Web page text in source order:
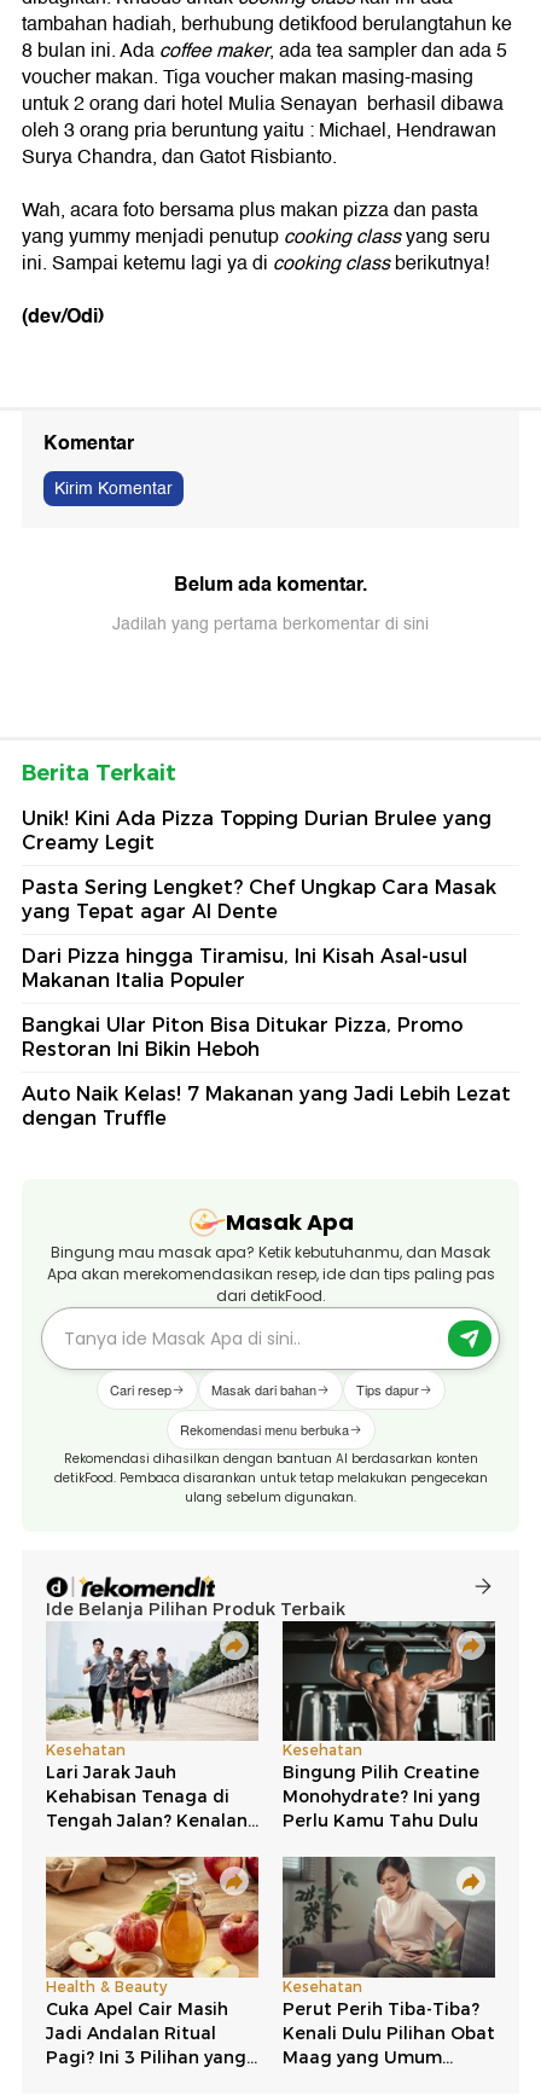
tambahan hadiah, berhubung detikfood berulangtahun ke
8 bulan ini. Adacoffee maker, ada tea sampler dan ada 5
voucher makan. Tiga voucher makan masing-masing
untuk 2 orang dari hotel Mulia Senayan berhasil dibawa
oleh 3 orang pria beruntung yaitu : Michael, Hendrawan
Surya Chandra, dan Gatot Risbianto.
Wah, acara foto bersama plus makan pizza dan pasta
yang yummy menjadi penutupcooking classyang seru
ini. Sampai ketemu lagi ya di cooking classberikutnya!
(dev/Odi)
Komentar
Kirim Komentar
Belum ada komentar.
Jadilah yang pertama berkomentar di sini
Berita Terkait
Unik! Kini Ada Pizza Topping Durian Brulee yang
Creamy Legit
Pasta Sering Lengket? Chef Ungkap Cara Masak
yang Tepat agar Al Dente
Dari Pizza hingga Tiramisu, Ini Kisah Asal-usul
Makanan Italia Populer
Bangkai Ular Piton Bisa Ditukar Pizza, Promo
Restoran Ini Bikin Heboh
Auto Naik Kelas! 7 Makanan yang Jadi Lebih Lezat
dengan Truffle
Masak Apa
Bingung mau masak apa? Ketik kebutuhanmu, dan Masak
Apa akan merekomendasikan resep, ide dan tips paling pas
dari detikFood.
Cari resep Masak dari bahan Tips dapur
Rekomendasi menu berbuka
Rekomendasi dihasilkan dengan bantuan AI berdasarkan konten
detikFood. Pembaca disarankan untuk tetap melakukan pengecekan
ulang sebelum digunakan.